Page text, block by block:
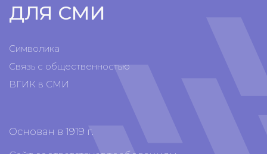
ДЛЯ СМИ
Символика
Связь с общественностью
ВГИК в СМИ
Основан в 1919 г.